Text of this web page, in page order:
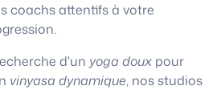
coachs attentifs à votre
d'un yoga doux pour
vinyasa dynamique, nos studios